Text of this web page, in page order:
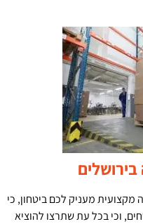
מעניק לכם ביטחון, כי
וכי בכל עת שתרצו להוציא